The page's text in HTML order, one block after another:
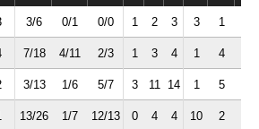
3/6 0/1 0/0 1 2 3 3 1
7/18 4/11 2/3 1 3 4 1 4
3/13 1/6 5/7 3 11 14 1 5
13/26 1/7 12/13 0 4 4 10 2